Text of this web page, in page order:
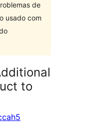
de
usado com
to